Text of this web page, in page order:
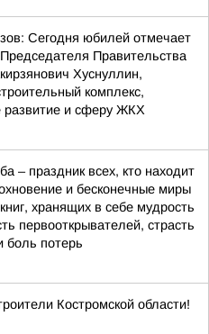
Сегодня юбилей отмечает
Правительства
Хуснуллин,
комплекс,
развитие и сферу ЖКХ
– праздник всех, кто находит
и бесконечные миры
хранящих в себе мудрость
первооткрывателей, страсть
боль потерь
Костромской области!